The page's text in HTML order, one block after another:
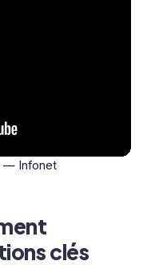
— Infonet
clés